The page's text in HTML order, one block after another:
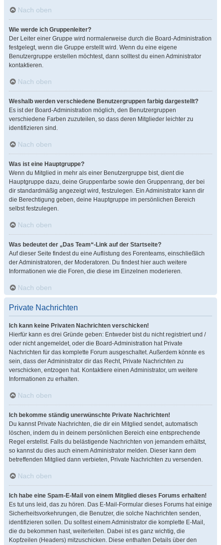
Nach oben
Wie werde ich Gruppenleiter?
Der Leiter einer Gruppe wird normalerweise durch die Board-Administration
festgelegt, wenn die Gruppe erstellt wird. Wenn du eine eigene
Benutzergruppe erstellen möchtest, dann solltest du einen Administrator
kontaktieren.
Nach oben
Weshalb werden verschiedene Benutzergruppen farbig dargestellt?
Es ist der Board-Administration möglich, den Benutzergruppen
verschiedene Farben zuzuteilen, so dass deren Mitglieder leichter zu
identifizieren sind.
Nach oben
Was ist eine Hauptgruppe?
Wenn du Mitglied in mehr als einer Benutzergruppe bist, dient die
Hauptgruppe dazu, deine Gruppenfarbe sowie den Gruppenrang, der bei
dir standardmäßig angezeigt wird, festzulegen. Ein Administrator kann dir
die Berechtigung geben, deine Hauptgruppe im persönlichen Bereich
selbst festzulegen.
Nach oben
Was bedeutet der „Das Team“-Link auf der Startseite?
Auf dieser Seite findest du eine Auflistung des Forenteams, einschließlich
der Administratoren, der Moderatoren. Du findest hier auch weitere
Informationen wie die Foren, die diese im Einzelnen moderieren.
Nach oben
Private Nachrichten
Ich kann keine Privaten Nachrichten verschicken!
Hierfür kann es drei Gründe geben: Entweder bist du nicht registriert und /
oder nicht angemeldet, oder die Board-Administration hat Private
Nachrichten für das komplette Forum ausgeschaltet. Außerdem könnte es
sein, dass der Administrator dir das Recht, Private Nachrichten zu
verschicken, entzogen hat. Kontaktiere einen Administrator, um weitere
Informationen zu erhalten.
Nach oben
Ich bekomme ständig unerwünschte Private Nachrichten!
Du kannst Private Nachrichten, die dir ein Mitglied sendet, automatisch
löschen, indem du in deinem persönlichen Bereich eine entsprechende
Regel erstellst. Falls du belästigende Nachrichten von jemandem erhältst,
so kannst du dies auch einem Administrator melden. Dieser kann dem
betreffenden Mitglied dann verbieten, Private Nachrichten zu versenden.
Nach oben
Ich habe eine Spam-E-Mail von einem Mitglied dieses Forums erhalten!
Es tut uns leid, das zu hören. Das E-Mail-Formular dieses Forums hat einige
Sicherheitsvorkehrungen, die Benutzer, die solche Nachrichten senden,
identifizieren sollen. Du solltest einem Administrator die komplette E-Mail,
die du bekommen hast, weiterleiten. Dabei ist es ganz wichtig, die
Kopfzeilen (Headers) mitzuschicken. Diese enthalten Details über den